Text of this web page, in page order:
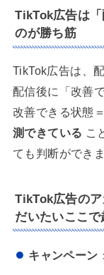
TikTok広告は
のが勝ち筋
TikTok広告は、
配信後に「改善
改善できる状態＝
測できている こ
ても判断ができま
TikTok広告の
だいたいここで
キャンペーン